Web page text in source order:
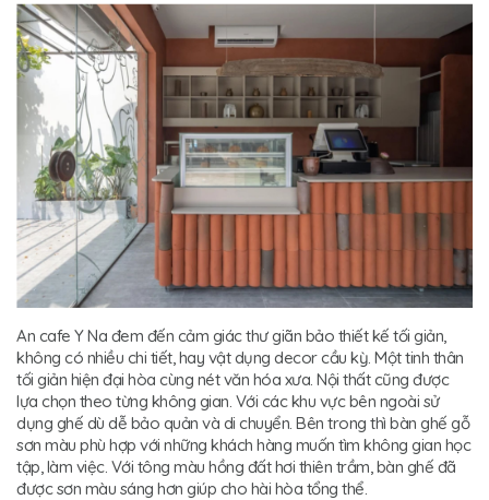
An cafe Y Na đem đến cảm giác thư giãn bảo thiết kế tối giản,
không có nhiều chi tiết, hay vật dụng decor cầu kỳ. Một tinh thân
tối giản hiện đại hòa cùng nét văn hóa xưa. Nội thất cũng được
lựa chọn theo từng không gian. Với các khu vực bên ngoài sử
dụng ghế dù dễ bảo quản và di chuyển. Bên trong thì bàn ghế gỗ
sơn màu phù hợp với những khách hàng muốn tìm không gian học
tập, làm việc. Với tông màu hồng đất hơi thiên trầm, bàn ghế đã
được sơn màu sáng hơn giúp cho hài hòa tổng thể.